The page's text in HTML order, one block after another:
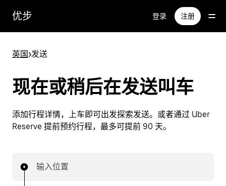
优步 登录 注册
英国>发送
现在或稍后在发送叫车
添加行程详情，上车即可出发探索发送。或者通过 Uber
Reserve 提前预约行程，最多可提前 90 天。
输入位置